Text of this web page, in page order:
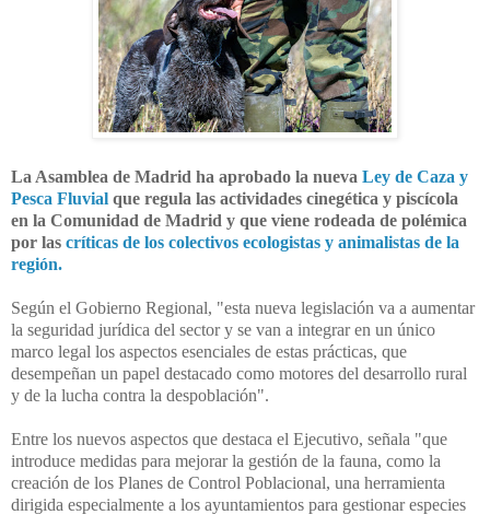
La Asamblea de Madrid ha aprobado la nueva Ley de Caza y
Pesca Fluvial que regula las actividades cinegética y piscícola
en la Comunidad de Madrid y que viene rodeada de polémica
por las críticas de los colectivos ecologistas y animalistas de la
región.
Según el Gobierno Regional, "esta nueva legislación va a aumentar
la seguridad jurídica del sector y se van a integrar en un único
marco legal los aspectos esenciales de estas prácticas, que
desempeñan un papel destacado como motores del desarrollo rural
y de la lucha contra la despoblación".
Entre los nuevos aspectos que destaca el Ejecutivo, señala "que
introduce medidas para mejorar la gestión de la fauna, como la
creación de los Planes de Control Poblacional, una herramienta
dirigida especialmente a los ayuntamientos para gestionar especies